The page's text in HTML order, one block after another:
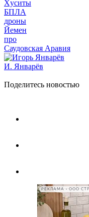
Xуситы
БПЛА
дроны
Йемен
про
Саудовская Аравия
И. Январёв
Поделитесь новостью